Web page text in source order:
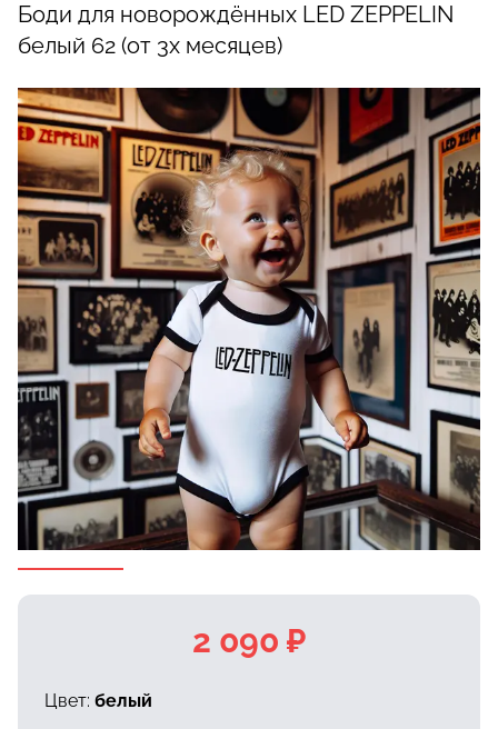
Боди для новорождённых LED ZEPPELIN
белый 62 (от 3х месяцев)
2 090 ₽
Цвет: белый